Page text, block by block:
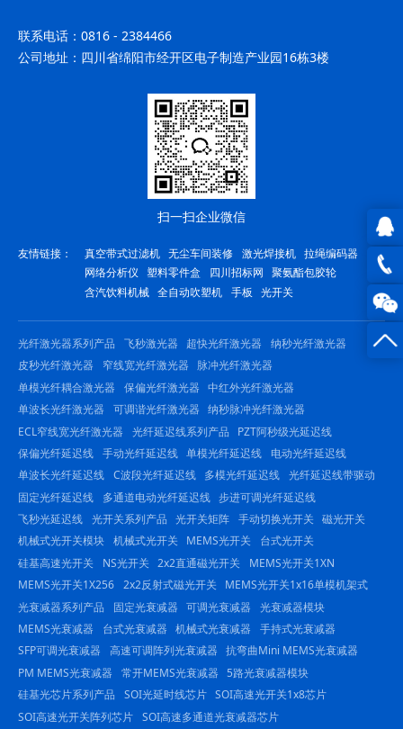
QQ在
线咨
询
0816
联系电话： 0816 - 2384466
公司地址： 四川省绵阳市经开区电子制造产业园16栋3楼
扫一扫企业微信
友情链接： 真空带式过滤机 无尘车间装修 激光焊接机 拉绳编码器
网络分析仪 塑料零件盒 四川招标网
聚氨酯包胶轮
含汽饮料机械 全自动吹塑机 手板 光开关
光纤激光器系列产品 飞秒激光器 超快光纤激光器
纳秒光纤激光器
皮秒光纤激光器
窄线宽光纤激光器
脉冲光纤激光器
单模光纤耦合激光器
保偏光纤激光器 中红外光纤激光器
单波长光纤激光器
可调谐光纤激光器 纳秒脉冲光纤激光器
ECL窄线宽光纤激光器
光纤延迟线系列产品
PZT阿秒级光延迟线
保偏光纤延迟线 手动光纤延迟线 单模光纤延迟线
电动光纤延迟线
单波长光纤延迟线 C波段光纤延迟线 多模光纤延迟线 光纤延迟线带驱动
固定光纤延迟线
多通道电动光纤延迟线 步进可调光纤延迟线
飞秒光延迟线 光开关系列产品 光开关矩阵 手动切换光开关 磁光开关
机械式光开关模块 机械式光开关 MEMS光开关
台式光开关
硅基高速光开关
NS光开关 2x2直通磁光开关
MEMS光开关1XN
MEMS光开关1X256 2x2反射式磁光开关
MEMS光开关1x16单模机架式
光衰减器系列产品
固定光衰减器 可调光衰减器
光衰减器模块
MEMS光衰减器
台式光衰减器 机械式光衰减器
手持式光衰减器
SFP可调光衰减器
高速可调阵列光衰减器 抗弯曲Mini MEMS光衰减器
PM MEMS光衰减器
常开MEMS光衰减器 5路光衰减器模块
硅基光芯片系列产品
SOI光延时线芯片 SOI高速光开关1x8芯片
SOI高速光开关阵列芯片 SOI高速多通道光衰减器芯片